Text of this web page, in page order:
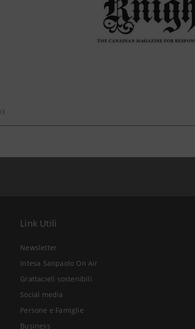
Link Utili
Newsletter
Intesa Sanpaolo On Air
Grattacieli sostenibili
Social media
Persone e Famiglie
Business